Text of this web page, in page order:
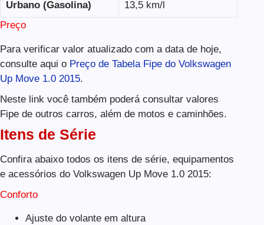
Urbano (Gasolina)
13,5 km/l
Preço
Para verificar valor atualizado com a data de hoje,
consulte aqui o Preço de Tabela Fipe do Volkswagen
Up Move 1.0 2015.
Neste link você também poderá consultar valores
Fipe de outros carros, além de motos e caminhões.
Itens de Série
Confira abaixo todos os itens de série, equipamentos
e acessórios do Volkswagen Up Move 1.0 2015:
Conforto
Ajuste do volante em altura